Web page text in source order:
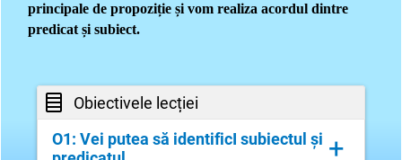
principale de propoziție și vom realiza acordul dintre
predicat și subiect.
Obiectivele lecției
O1: Vei putea să identificI subiectul și +